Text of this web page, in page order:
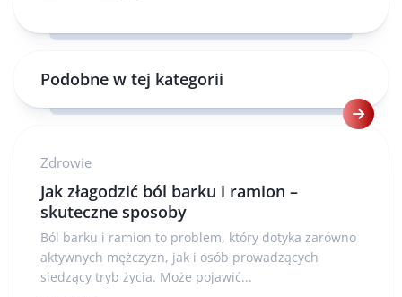
Podobne w tej kategorii
Zdrowie
Jak złagodzić ból barku i ramion –
skuteczne sposoby
Ból barku i ramion to problem, który dotyka zarówno
aktywnych mężczyzn, jak i osób prowadzących
siedzący tryb życia. Może pojawić...